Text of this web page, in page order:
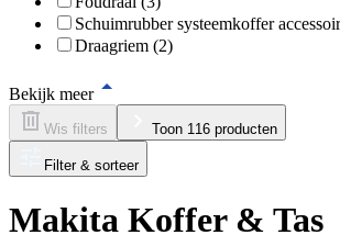
Schuimrubber systeemkoffer
Draagriem (2)
Bekijk meer
Wis filters Toon 116 producten
Filter & sorteer
Makita Koffer & Tas